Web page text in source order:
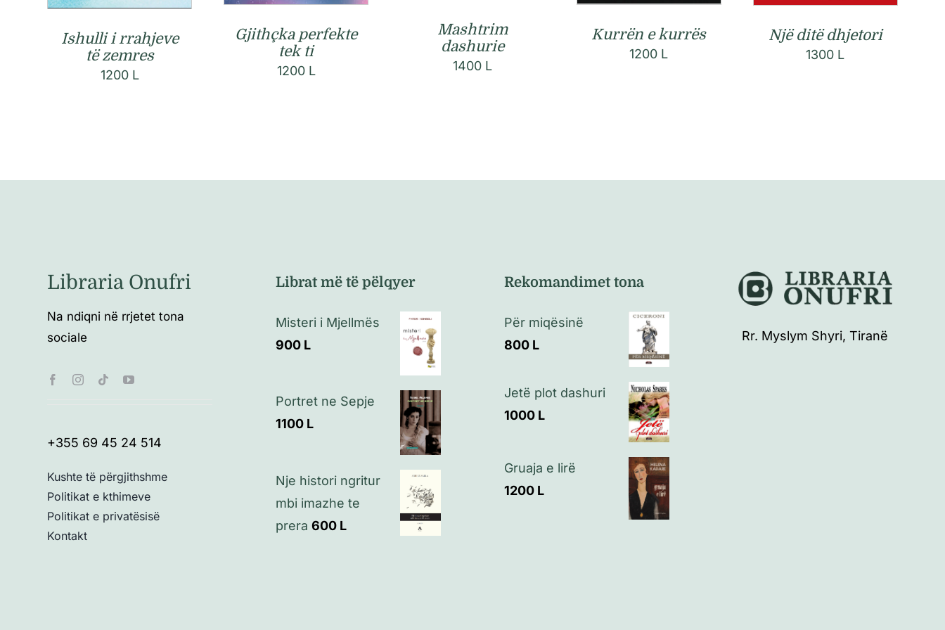
Ishulli i rrahjeve
të zemres
1200 L
Gjithçka perfekte
tek ti
1200 L
Mashtrim
dashurie
1400 L
Kurrën e kurrës
1200 L
Një ditë dhjetori
1300 L
Libraria Onufri
Na ndiqni në rrjetet tona
sociale
+355 69 45 24 514
Kushte të përgjithshme
Politikat e kthimeve
Politikat e privatësisë
Kontakt
Librat më të pëlqyer
Misteri i Mjellmës
900 L
Portret ne Sepje
1100 L
Nje histori ngritur
mbi imazhe te
prera 600 L
Rekomandimet tona
Për miqësinë
800 L
Jetë plot dashuri
1000 L
Gruaja e lirë
1200 L
Rr. Myslym Shyri, Tiranë